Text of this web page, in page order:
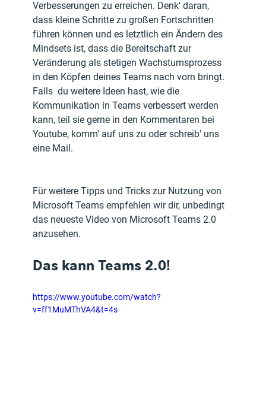
Verbesserungen zu erreichen. Denk' daran,
dass kleine Schritte zu großen Fortschritten
führen können und es letztlich ein Ändern des
Mindsets ist, dass die Bereitschaft zur
Veränderung als stetigen Wachstumsprozess
in den Köpfen deines Teams nach vorn bringt.
Falls  du weitere Ideen hast, wie die
Kommunikation in Teams verbessert werden
kann, teil sie gerne in den Kommentaren bei
Youtube, komm' auf uns zu oder schreib' uns
eine Mail.
Für weitere Tipps und Tricks zur Nutzung von
Microsoft Teams empfehlen wir dir, unbedingt
das neueste Video von Microsoft Teams 2.0
anzusehen.
Das kann Teams 2.0!
https://www.youtube.com/watch?
v=ff1MuMThVA4&t=4s